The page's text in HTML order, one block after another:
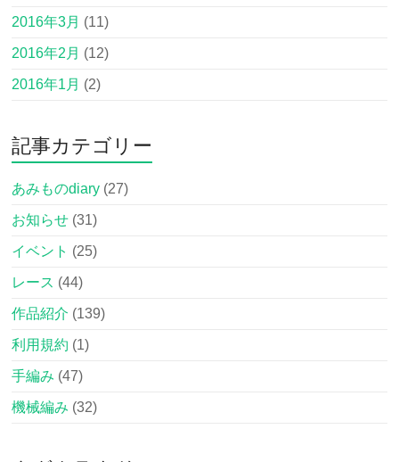
2016年3月 (11)
2016年2月 (12)
2016年1月 (2)
記事カテゴリー
あみものdiary (27)
お知らせ (31)
イベント (25)
レース (44)
作品紹介 (139)
利用規約 (1)
手編み (47)
機械編み (32)